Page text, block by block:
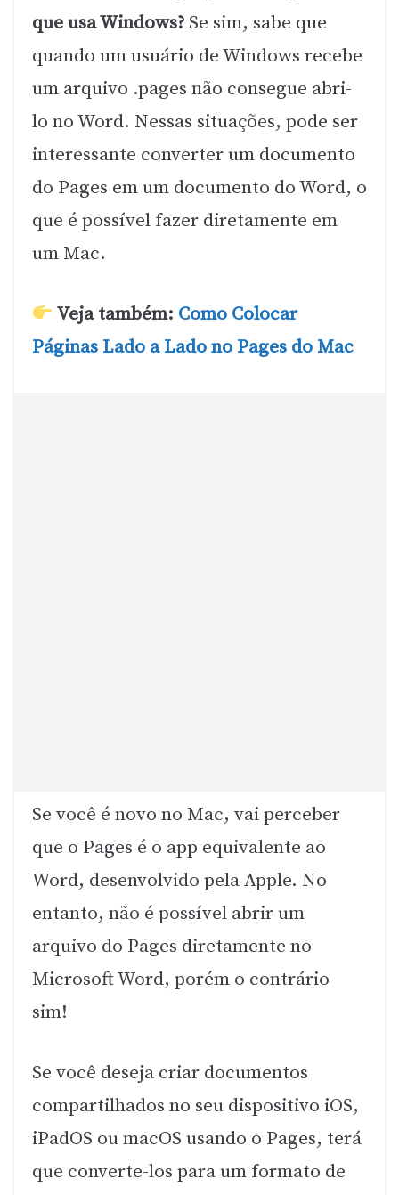
que usa Windows? Se sim, sabe que
quando um usuário de Windows recebe
um arquivo .pages não consegue abri-
lo no Word. Nessas situações, pode ser
interessante converter um documento
do Pages em um documento do Word, o
que é possível fazer diretamente em
um Mac.
Veja também: Como Colocar
Páginas Lado a Lado no Pages do Mac
Se você é novo no Mac, vai perceber
que o Pages é o app equivalente ao
Word, desenvolvido pela Apple. No
entanto, não é possível abrir um
arquivo do Pages diretamente no
Microsoft Word, porém o contrário
sim!
Se você deseja criar documentos
compartilhados no seu dispositivo iOS,
iPadOS ou macOS usando o Pages, terá
que converte-los para um formato de